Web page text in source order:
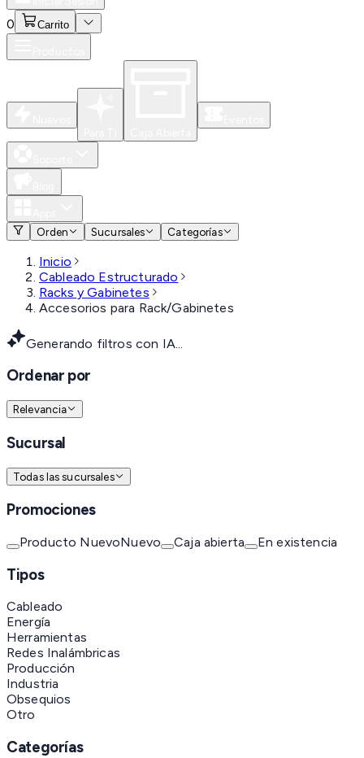
0 Carrito
Orden
Sucursales Categorías
Inicio
Cableado Estructurado
Racks y Gabinetes
Accesorios para Rack/Gabinetes
Generando filtros con IA...
Ordenar por
Relevancia
Sucursal
Todas las sucursales
Promociones
Producto NuevoNuevo Caja abierta En existencia
Tipos
Cableado
Energía
Herramientas
Redes Inalámbricas
Producción
Industria
Obsequios
Otro
Categorías